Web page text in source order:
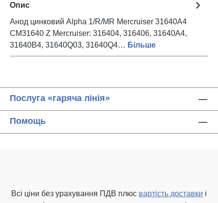
Опис
Анод цинковий Alpha 1/R/MR Mercruiser 31640A4
CM31640 Z Mercruiser: 316404, 316406, 31640A4,
31640B4, 31640Q03, 31640Q4… Більше
Послуга «гаряча лінія»
Помощь
Всі ціни без урахування ПДВ плюс вартість доставки і